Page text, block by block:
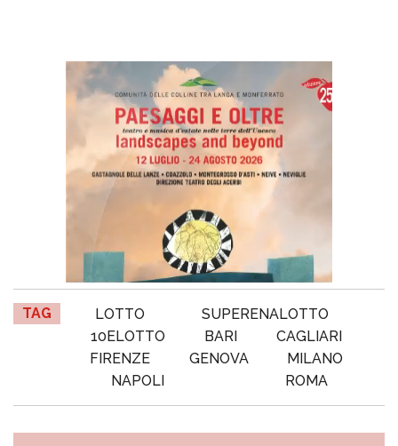
TAG LOTTO
SUPERENALOTTO
10ELOTTO
BARI
CAGLIARI
FIRENZE
GENOVA
MILANO
NAPOLI
ROMA